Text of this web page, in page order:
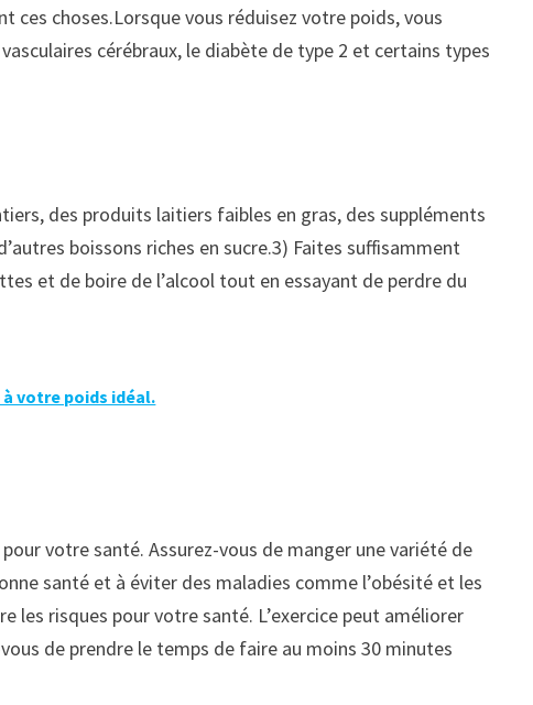
ces choses.Lorsque vous réduisez votre poids, vous
cérébraux, le diabète de type 2 et certains types
des produits laitiers faibles en gras, des suppléments
boissons riches en sucre.3) Faites suffisamment
et de boire de l’alcool tout en essayant de perdre du
votre poids idéal.
votre santé. Assurez-vous de manger une variété de
santé et à éviter des maladies comme l’obésité et les
les risques pour votre santé. L’exercice peut améliorer
de prendre le temps de faire au moins 30 minutes